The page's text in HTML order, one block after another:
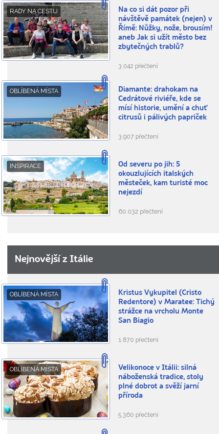
RADY NA CESTU
Na co si dát pozor při
návštěvě památek (nejen) v
Římě: Nůžky, nože, brousím!
aneb Jak si užít město bez
zbytečných trablů?
3.042 přečtení
OBLÍBENÁ MÍSTA
Diamante: drahokam na
Cedrátové riviéře, kde se
mísí historie, umění a chuť
citrusů i pálivých papriček
3.907 přečtení
INSPIRACE
Od severu po jih: 5
okouzlujících italských
městeček, kam turisté moc
nejezdí
60.032 přečtení
Nejnovější z Itálie
OBLÍBENÁ MÍSTA
Kristus Vykupitel (Cristo
Redentore) v Maratee: Tichý
strážce na vrcholu Monte
San Biagio
1.870 přečtení
OBLÍBENÁ MÍSTA
Velikonoce v Itálii: silná
náboženská tradice, stoly
plné dobrot a svěží jarní
příroda
5.360 přečtení